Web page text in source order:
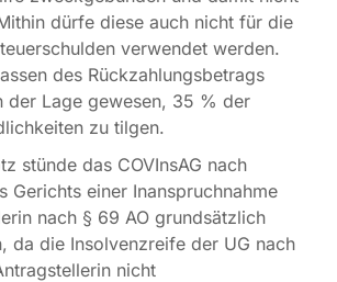
dürfe diese auch nicht für die
verwendet werden.
des Rückzahlungsbetrags
der Lage gewesen, 35 % der
zu tilgen.
stünde das COVInsAG nach
Gerichts einer Inanspruchnahme
nach § 69 AO grundsätzlich
da die Insolvenzreife der UG nach
nicht